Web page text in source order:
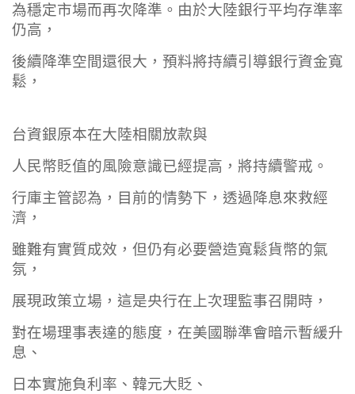
為穩定市場而再次降準。由於大陸銀行平均存準率
仍高，
後續降準空間還很大，預料將持續引導銀行資金寬
鬆，
台資銀原本在大陸相關放款與
人民幣貶值的風險意識已經提高，將持續警戒。
行庫主管認為，目前的情勢下，透過降息來救經
濟，
雖難有實質成效，但仍有必要營造寬鬆貨幣的氣
氛，
展現政策立場，這是央行在上次理監事召開時，
對在場理事表達的態度，在美國聯準會暗示暫緩升
息、
日本實施負利率、韓元大貶、